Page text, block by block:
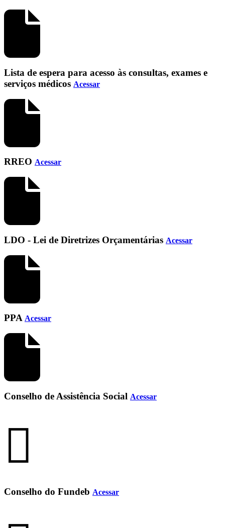
Lista de espera para acesso às consultas, exames e
serviços médicos Acessar
RREO Acessar
LDO - Lei de Diretrizes Orçamentárias Acessar
PPA Acessar
Conselho de Assistência Social Acessar
Conselho do Fundeb Acessar